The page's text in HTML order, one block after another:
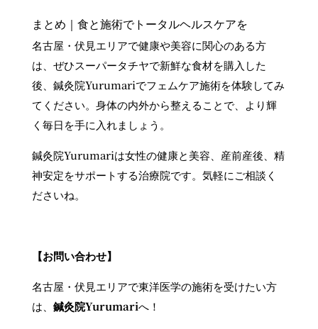
まとめ｜食と施術でトータルヘルスケアを
名古屋・伏見エリアで健康や美容に関心のある方
は、ぜひスーパータチヤで新鮮な食材を購入した
後、鍼灸院Yurumariでフェムケア施術を体験してみ
てください。身体の内外から整えることで、より輝
く毎日を手に入れましょう。
鍼灸院Yurumariは女性の健康と美容、産前産後、精
神安定をサポートする治療院です。気軽にご相談く
ださいね。
【お問い合わせ】
名古屋・伏見エリアで東洋医学の施術を受けたい方
は、 鍼灸院Yurumariへ！